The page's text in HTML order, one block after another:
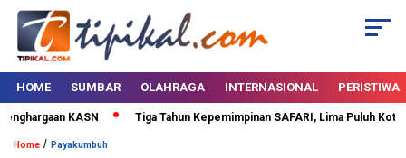
HOME SUMBAR OLAHRAGA INTERNASIONAL PERISTIWA
KASN Tiga Tahun Kepemimpinan SAFARI, Lima Puluh Kota
Home / Payakumbuh